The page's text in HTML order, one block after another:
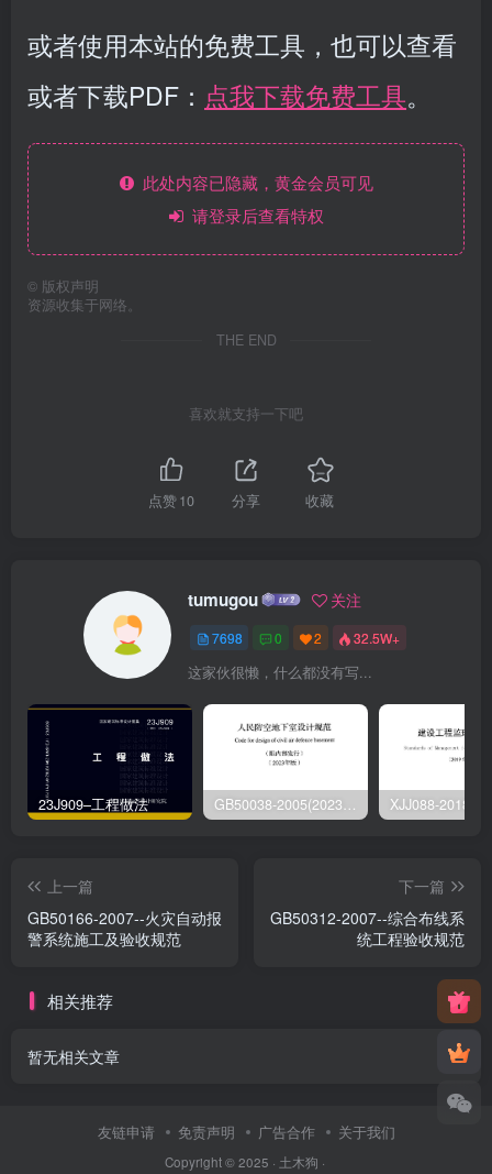
或者使用本站的免费工具，也可以查看
或者下载PDF： 点我下载免费工具。
此处内容已隐藏，黄金会员可见
请登录后查看特权
© 版权声明
资源收集于网络。
THE END
喜欢就支持一下吧
点赞10 分享 收藏
tumugou 关注
7698 0 2 32.5W+
这家伙很懒，什么都没有写...
23J909–工程做法 GB50038-2005(2023版)–人民防空地下室设计规范
上一篇
GB50166-2007--火灾自动报
警系统施工及验收规范
下一篇
GB50312-2007--综合布线系
统工程验收规范
相关推荐
暂无相关文章
友链申请 免责声明 广告合作 关于我们
Copyright © 2025 · 土木狗 ·